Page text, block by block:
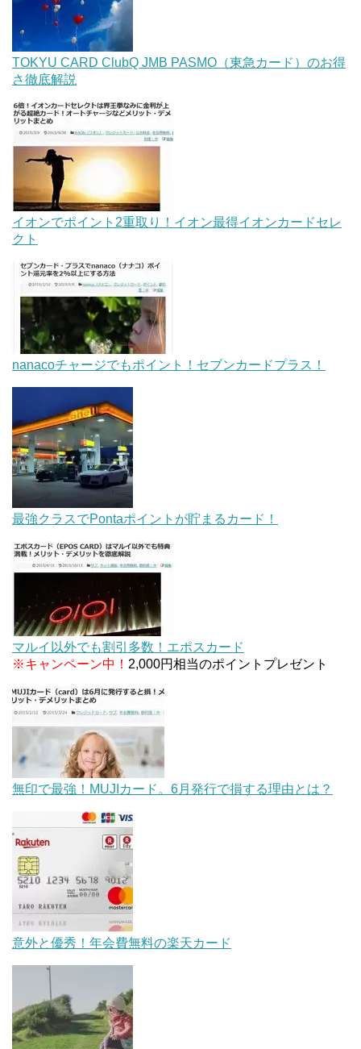
TOKYU CARD ClubQ JMB PASMO（東急カード）のお得
さ徹底解説
イオンでポイント2重取り！イオン最得イオンカードセレ
クト
nanacoチャージでもポイント！セブンカードプラス！
最強クラスでPontaポイントが貯まるカード！
マルイ以外でも割引多数！エポスカード
※キャンペーン中！ 2,000円相当のポイントプレゼント
無印で最強！MUJIカード。6月発行で損する理由とは？
意外と優秀！年会費無料の楽天カード